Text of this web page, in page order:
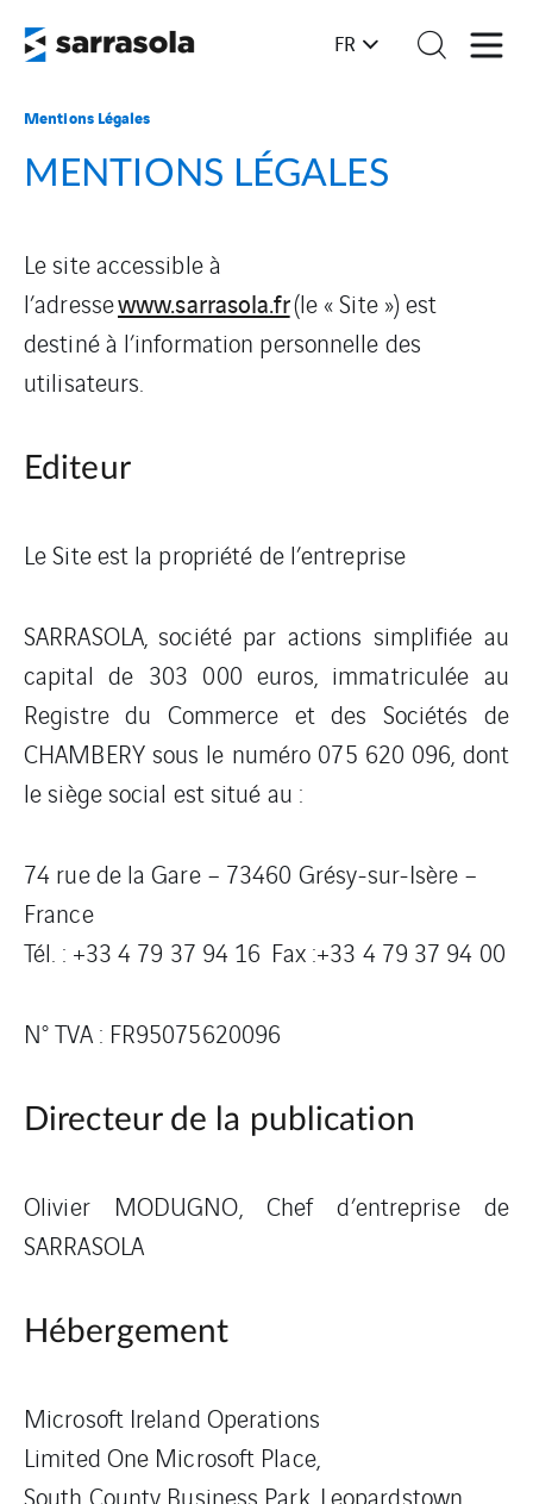
FR
Mentions Légales
MENTIONS LÉGALES
Le site accessible à
l’adressewww.sarrasola.fr(le « Site ») est
destiné à l’information personnelle des
utilisateurs.
Editeur
Le Site est la propriété de l’entreprise
SARRASOLA, société par actions simplifiée au
capital de 303 000 euros, immatriculée au
Registre du Commerce et des Sociétés de
CHAMBERY sous le numéro 075 620 096, dont
le siège social est situé au :
74 rue de la Gare – 73460 Grésy-sur-Isère –
France
Tél. : +33 4 79 37 94 16 Fax :+33 4 79 37 94 00
N° TVA : FR95075620096
Directeur de la publication
Olivier MODUGNO, Chef d’entreprise de
SARRASOLA
Hébergement
Microsoft Ireland Operations
Limited One Microsoft Place,
South County Business Park, Leopardstown,